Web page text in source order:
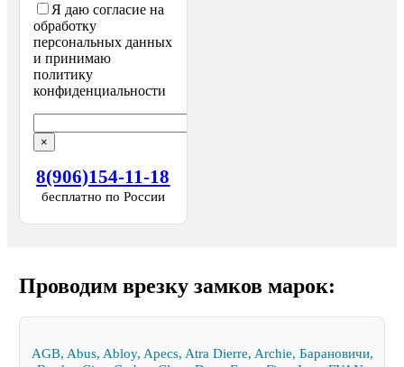
Я даю согласие на
обработку
персональных данных
и принимаю
политику
конфиденциальности
×
8(906)154-11-18
бесплатно по России
Проводим врезку замков марок:
AGB, Abus, Abloy, Apecs, Atra Dierre, Archie, Барановичи,